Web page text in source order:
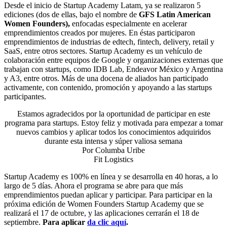
Desde el inicio de Startup Academy Latam, ya se realizaron 5
ediciones (dos de ellas, bajo el nombre de GFS Latin American
Women Founders), enfocadas especialmente en acelerar
emprendimientos creados por mujeres. En éstas participaron
emprendimientos de industrias de edtech, fintech, delivery, retail y
SaaS, entre otros sectores. Startup Academy es un vehículo de
colaboración entre equipos de Google y organizaciones externas que
trabajan con startups, como IDB Lab, Endeavor México y Argentina
y A3, entre otros. Más de una docena de aliados han participado
activamente, con contenido, promoción y apoyando a las startups
participantes.
Estamos agradecidos por la oportunidad de participar en este
programa para startups. Estoy feliz y motivada para empezar a tomar
nuevos cambios y aplicar todos los conocimientos adquiridos
durante esta intensa y súper valiosa semana
Por Columba Uribe
Fit Logistics
Startup Academy es 100% en línea y se desarrolla en 40 horas, a lo
largo de 5 días. Ahora el programa se abre para que más
emprendimientos puedan aplicar y participar. Para participar en la
próxima edición de Women Founders Startup Academy que se
realizará el 17 de octubre, y las aplicaciones cerrarán el 18 de
septiembre. Para aplicar da clic aquí.